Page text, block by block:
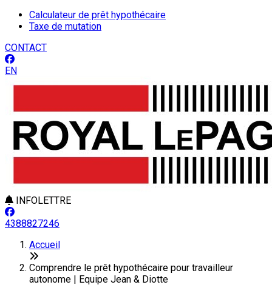
Calculateur de prêt hypothécaire
Taxe de mutation
CONTACT
EN
INFOLETTRE
4388827246
Accueil
Comprendre le prêt hypothécaire pour travailleur
autonome | Equipe Jean & Diotte